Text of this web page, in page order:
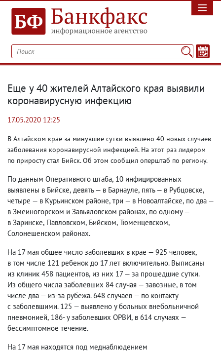
Еще у 40 жителей Алтайского края выявили
коронавирусную инфекцию
17.05.2020 12:25
В Алтайском крае за минувшие сутки выявлено 40 новых случаев
заболевания коронавирусной инфекцией. На этот раз лидером
по приросту стал Бийск. Об этом сообщил оперштаб по региону.
По данным Оперативного штаба, 10 инфицированных
выявлены в Бийске, девять — в Барнауле, пять — в Рубцовске,
четыре — в Курьинском районе, три — в Новоалтайске, по два —
в Змеиногорском и Завьяловском районах, по одному —
в Заринске, Павловском, Бийском, Тюменцевском,
Солонешенском районах.
На 17 мая общее число заболевших в крае — 925 человек,
в том числе 121 ребенок до 17 лет включительно. Выписаны
из клиник 458 пациентов, из них 17 — за прошедшие сутки.
Из общего числа заболевших 84 случая — завозные, в том
числе два — из-за рубежа. 648 случаев — по контакту
с заболевшими. 125 — выявлено у больных внебольничной
пневмонией, 186- у заболевших ОРВИ, в 614 случаях —
бессимптомное течение.
На 17 мая находятся под меднаблюдением